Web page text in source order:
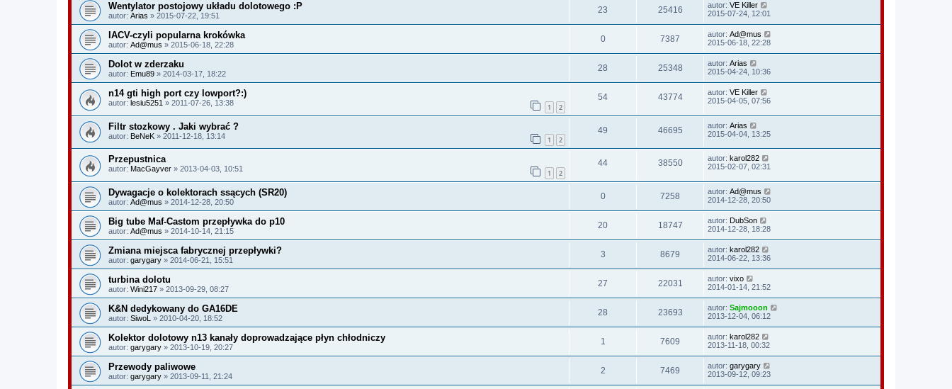
Wentylator postojowy układu dolotowego :P
autor: Arias » 2015-07-22, 19:51
23 25416 autor: VE Killer
2015-07-24, 12:01
IACV-czyli popularna krokówka
autor: Ad@mus » 2015-06-18, 22:28
0 7387 autor: Ad@mus
2015-06-18, 22:28
Dolot w zderzaku
autor: Emu89 » 2014-03-17, 18:22
28 25348 autor: Arias
2015-04-24, 10:36
n14 gti high port czy lowport?:)
autor: lesiu5251 » 2011-07-26, 13:38 1 2
54 43774 autor: VE Killer
2015-04-05, 07:56
Filtr stozkowy . Jaki wybrać ?
autor: BeNeK » 2011-12-18, 13:14 1 2
49 46695 autor: Arias
2015-04-04, 13:25
Przepustnica
autor: MacGayver » 2013-04-03, 10:51 1 2
44 38550 autor: karol282
2015-02-07, 02:31
Dywagacje o kolektorach ssących (SR20)
autor: Ad@mus » 2014-12-28, 20:50
0 7258 autor: Ad@mus
2014-12-28, 20:50
Big tube Maf-Castom przepływka do p10
autor: Ad@mus » 2014-10-14, 21:15
20 18747 autor: DubSon
2014-12-28, 18:28
Zmiana miejsca fabrycznej przepływki?
autor: garygary » 2014-06-21, 15:51
3 8679 autor: karol282
2014-06-22, 13:36
turbina dolotu
autor: Wini217 » 2013-09-29, 08:27
27 22031 autor: vixo
2014-01-14, 21:52
K&N dedykowany do GA16DE
autor: SiwoL » 2010-04-20, 18:52
28 23693 autor: Sajmooon
2013-12-04, 06:12
Kolektor dolotowy n13 kanały doprowadzające płyn chłodniczy
autor: garygary » 2013-10-19, 20:27
1 7609 autor: karol282
2013-11-18, 00:32
Przewody paliwowe
autor: garygary » 2013-09-11, 21:24
2 7469 autor: garygary
2013-09-12, 09:23